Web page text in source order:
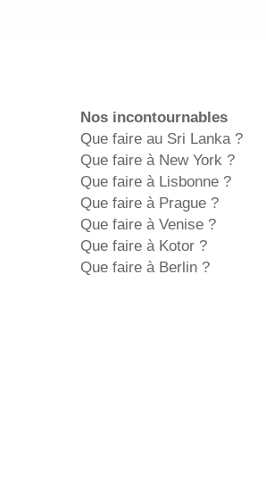
Nos incontournables
Que faire au Sri Lanka ?
Que faire à New York ?
Que faire à Lisbonne ?
Que faire à Prague ?
Que faire à Venise ?
Que faire à Kotor ?
Que faire à Berlin ?